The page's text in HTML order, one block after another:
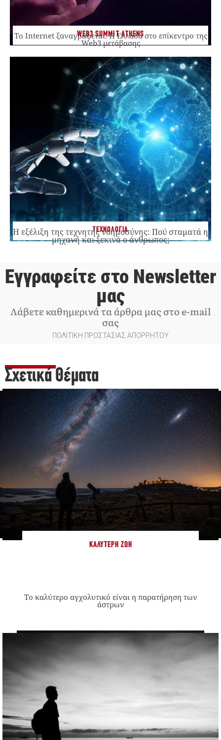
WEB3 SUMMIT ATHENS
Το Internet ξαναγράφεται. Η Ελλάδα στο επίκεντρο της
Web3 μετάβασης
ΤΕΧΝΟΛΟΓΙΑ
Η εξέλιξη της τεχνητής νοημοσύνης: Πού σταματά η
μηχανή και ξεκινά ο άνθρωπος;
Εγγραφείτε στο Newsletter
μας
Λάβετε καθημερινά τα άρθρα μας στο e-mail
σας
ΠΟΛΙΤΙΚΗ ΠΡΟΣΤΑΣΙΑΣ ΑΠΟΡΡΗΤΟΥ
Σχετικά Θέματα
ΚΑΛΎΤΕΡΗ ΖΩΉ
Το καλύτερο αγχολυτικό είναι η παρατήρηση των
άστρων